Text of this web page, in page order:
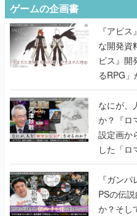
ゲームの企画書
『アビ
な開発資
ビス』開
るRPG
書】
なにが、
か？『ロ
設定画か
した「ロ
書】
『ガン
PSの伝
か？そし